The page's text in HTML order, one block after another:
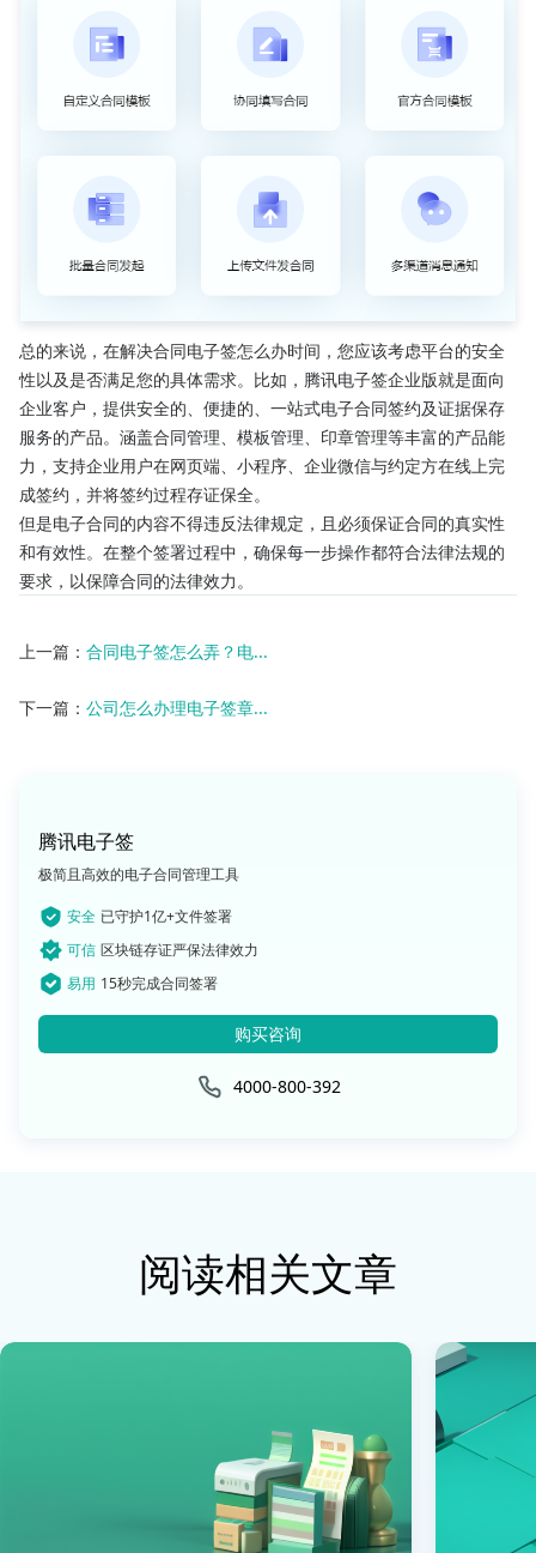
总的来说，在解决合同电子签怎么办时间，您应该考虑平台的安全
性以及是否满足您的具体需求。比如，腾讯电子签企业版就是面向
企业客户，提供安全的、便捷的、一站式电子合同签约及证据保存
服务的产品。涵盖合同管理、模板管理、印章管理等丰富的产品能
力，支持企业用户在网页端、小程序、企业微信与约定方在线上完
成签约，并将签约过程存证保全。
但是电子合同的内容不得违反法律规定，且必须保证合同的真实性
和有效性。在整个签署过程中，确保每一步操作都符合法律法规的
要求，以保障合同的法律效力。
上一篇： 合同电子签怎么弄？电...
下一篇： 公司怎么办理电子签章...
腾讯电子签
极简且高效的电子合同管理工具
安全 已守护1亿+文件签署
可信 区块链存证严保法律效力
易用 15秒完成合同签署
购买咨询
4000-800-392
阅读相关文章